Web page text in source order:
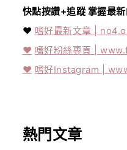
快點按讚+追蹤 掌握最
❤️ 嗜好最新文章 |
❤️ 嗜好粉絲專頁 |
❤️ 嗜好Instagram |
熱門文章